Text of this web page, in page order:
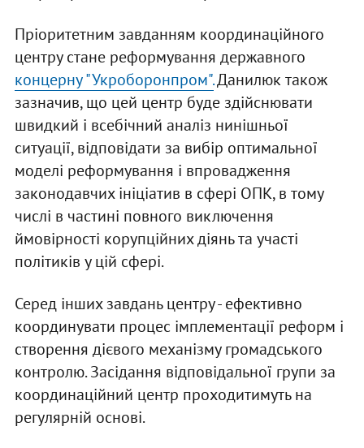
Пріоритетним завданням координаційного
центру стане реформування державного
концерну "Укроборонпром".Данилюк також
зазначив, що цей центр буде здійснювати
швидкий і всебічний аналіз нинішньої
ситуації, відповідати за вибір оптимальної
моделі реформування і впровадження
законодавчих ініціатив в сфері ОПК, в тому
числі в частині повного виключення
ймовірності корупційних діянь та участі
політиків у цій сфері.
Серед інших завдань центру - ефективно
координувати процес імплементації реформ і
створення дієвого механізму громадського
контролю. Засідання відповідальної групи за
координаційний центр проходитимуть на
регулярній основі.